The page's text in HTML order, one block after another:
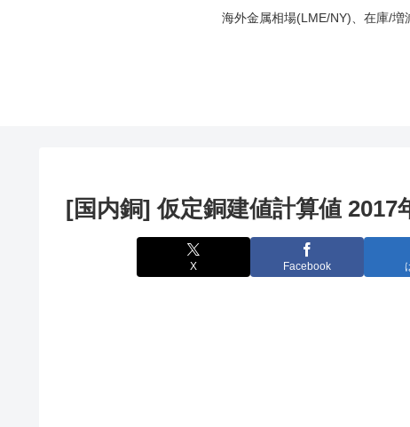
海外金属相場(LME/NY)、在庫/
[国内銅] 仮定銅建値計算値 2017
X Facebook